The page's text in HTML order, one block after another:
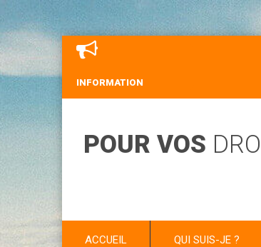
INFORMATION
POUR VOS
ACCUEIL QUI SUIS-JE ?